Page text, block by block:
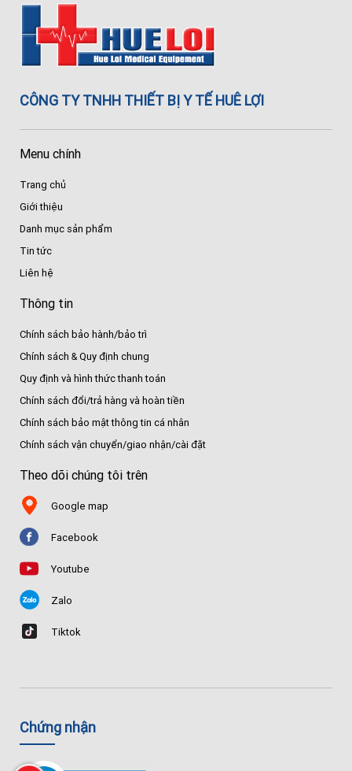
CÔNG TY TNHH THIẾT BỊ Y TẾ HUÊ LỢI
Menu chính
Trang chủ
Giới thiệu
Danh mục sản phẩm
Tin tức
Liên hệ
Thông tin
Chính sách bảo hành/bảo trì
Chính sách & Quy định chung
Quy định và hình thức thanh toán
Chính sách đổi/trả hàng và hoàn tiền
Chính sách bảo mật thông tin cá nhân
Chính sách vận chuyển/giao nhận/cài đặt
Theo dõi chúng tôi trên
Google map
Facebook
Youtube
Zalo
Tiktok
Chứng nhận